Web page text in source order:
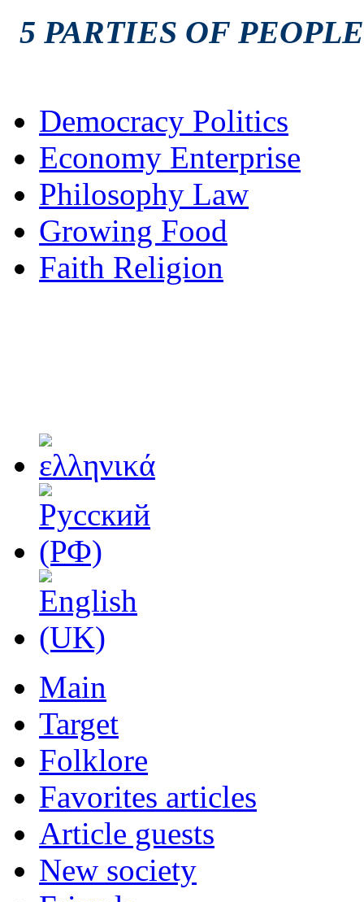
5 PARTIES OF
Democracy Politics
Economy Enterprise
Philosophy Law
Growing Food
Faith Religion
Main
Target
Folklore
Favorites articles
Аrticle guests
New society